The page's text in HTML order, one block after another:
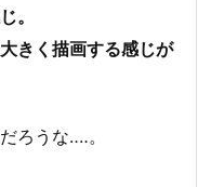
。
きく描画する感じが
ろうな‥‥。